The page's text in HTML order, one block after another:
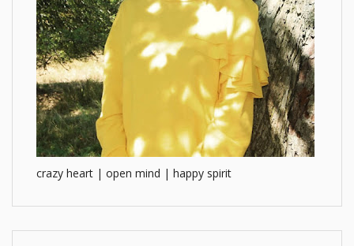
crazy heart | open mind | happy spirit